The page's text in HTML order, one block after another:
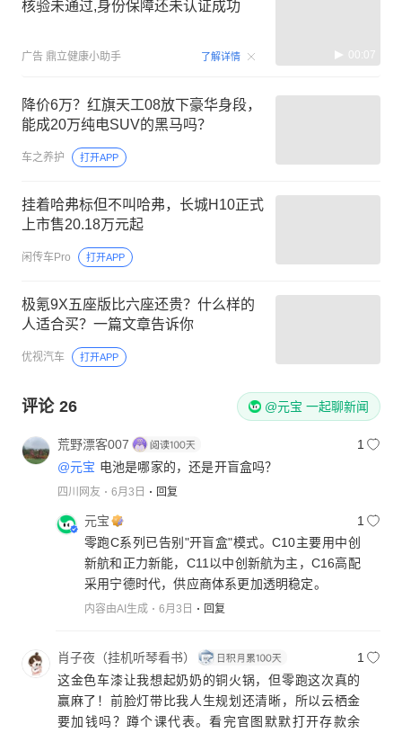
核验未通过,身份保障还未认证成功
广告 鼎立健康小助手 了解详情 00:07
降价6万？红旗天工08放下豪华身段，
能成20万纯电SUV的黑马吗？
车之养护 打开APP
挂着哈弗标但不叫哈弗，长城H10正式
上市售20.18万元起
闲传车Pro 打开APP
极氪9X五座版比六座还贵？什么样的
人适合买？一篇文章告诉你
优视汽车 打开APP
评论 26 @元宝 一起聊新闻
荒野漂客007
1
@元宝 电池是哪家的，还是开盲盒吗？
四川网友 6月3日 回复
元宝
1
零跑C系列已告别"开盲盒"模式。C10主要用中创
新航和正力新能，C11以中创新航为主，C16高配
采用宁德时代，供应商体系更加透明稳定。
内容由AI生成 6月3日 回复
肖子夜（挂机听琴看书）
1
这金色车漆让我想起奶奶的铜火锅，但零跑这次真的
赢麻了！前脸灯带比我人生规划还清晰，所以云栖金
要加钱吗？蹲个课代表。看完官图默默打开存款余